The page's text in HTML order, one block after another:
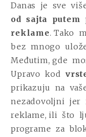
Danas je sve
od sajta
reklame. Tako
bez mnogo
Međutim, gde
Upravo kod
prikazuju na
nezadovoljni
reklame, ili što
programe za